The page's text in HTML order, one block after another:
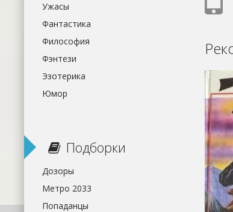
Ужасы
Фантастика
Философия
Фэнтези
Эзотерика
Юмор
Подборки
Дозоры
Метро 2033
Попаданцы